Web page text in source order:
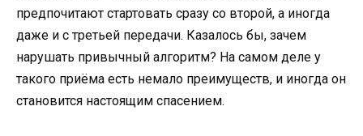
предпочитают стартовать сразу со второй, а иногда
даже и с третьей передачи. Казалось бы, зачем
нарушать привычный алгоритм? На самом деле у
такого приёма есть немало преимуществ, и иногда он
становится настоящим спасением.